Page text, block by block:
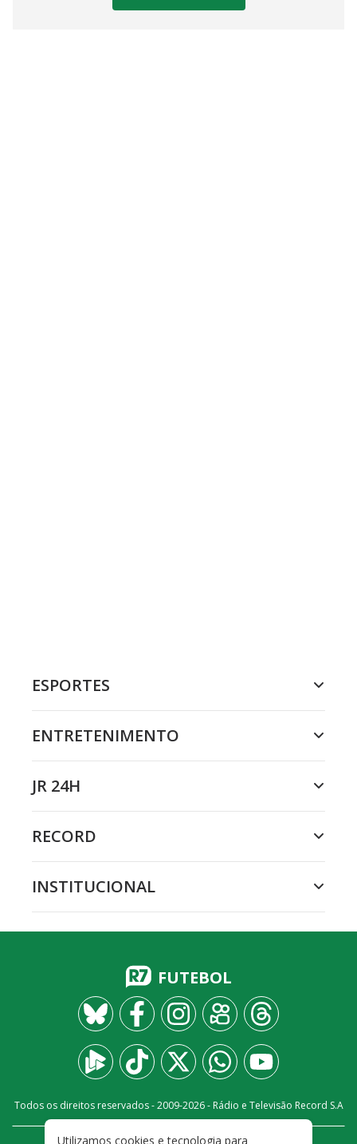
ESPORTES
ENTRETENIMENTO
JR 24H
RECORD
INSTITUCIONAL
FUTEBOL
Todos os direitos reservados - 2009-2026- Rádio e Televisão Record S.A
Utilizamos cookies e tecnologia para